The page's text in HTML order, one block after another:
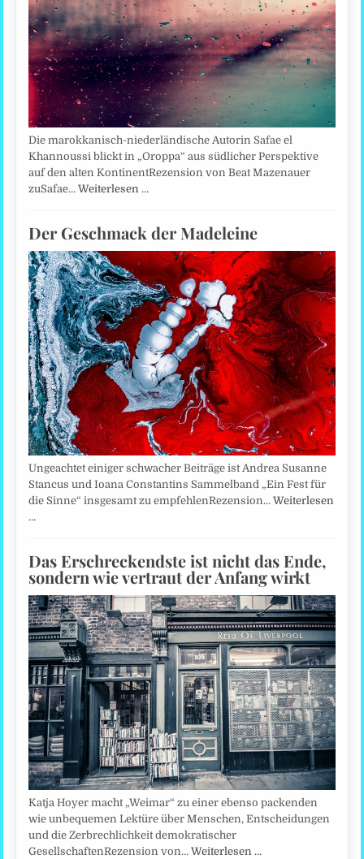
Die marokkanisch-niederländische Autorin Safae el
Khannoussi blickt in „Oroppa“ aus südlicher Perspektive
auf den alten KontinentRezension von Beat Mazenauer
zuSafae…Weiterlesen …
Der Geschmack der Madeleine
Ungeachtet einiger schwacher Beiträge ist Andrea Susanne
Stancus und Ioana Constantins Sammelband „Ein Fest für
die Sinne“ insgesamt zu empfehlenRezension…Weiterlesen
…
Das Erschreckendste ist nicht das Ende,
sondern wie vertraut der Anfang wirkt
Katja Hoyer macht „Weimar“ zu einer ebenso packenden
wie unbequemen Lektüre über Menschen, Entscheidungen
und die Zerbrechlichkeit demokratischer
GesellschaftenRezension von…Weiterlesen …